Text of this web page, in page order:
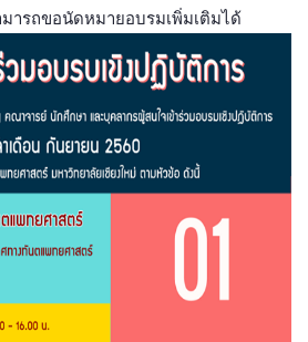
ารถขอนัดหมายอบรมเพิ่มเติมได้